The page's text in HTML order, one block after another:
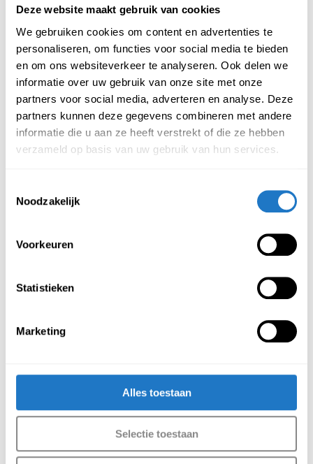
Deze website maakt gebruik van cookies
We gebruiken cookies om content en advertenties te
personaliseren, om functies voor social media te bieden
en om ons websiteverkeer te analyseren. Ook delen we
informatie over uw gebruik van onze site met onze
partners voor social media, adverteren en analyse. Deze
partners kunnen deze gegevens combineren met andere
informatie die u aan ze heeft verstrekt of die ze hebben
verzameld op basis van uw gebruik van hun services.
Noodzakelijk
Voorkeuren
Statistieken
Marketing
Alles toestaan
Selectie toestaan
Beschrijving Specificatie
Deze Viva vergaderstoel past in vrijwel iedere vergaderruimte.
Onderstaand staan de kenmerken van deze stoel benoemd.
Kenmerken Vergaderstoel Viva
Mesh
Netwave rugleuning
Stapelbaar
Zitgedeelte op 44 cm hoogte en armleuning op 66 cm
Aanbevolen producten